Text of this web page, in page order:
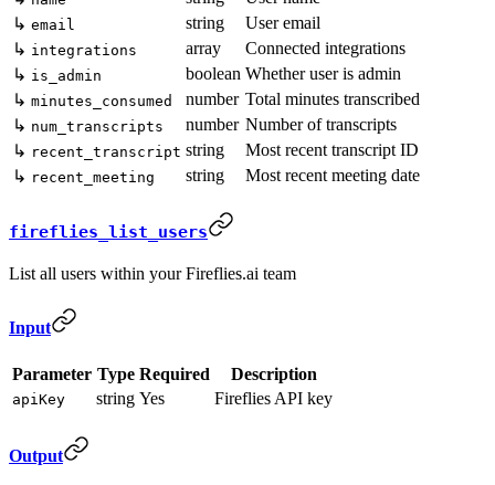
↳ email string
User email
↳ integrations array
Connected integrations
↳ is_admin boolean Whether user is admin
↳ minutes_consumed number Total minutes transcribed
↳ num_transcripts number Number of transcripts
↳ recent_transcript string
Most recent transcript ID
↳ recent_meeting string Most recent meeting date
fireflies_list_users
List all users within your Fireflies.ai team
Input
Parameter Type Required Description
apiKey string Yes Fireflies API key
Output